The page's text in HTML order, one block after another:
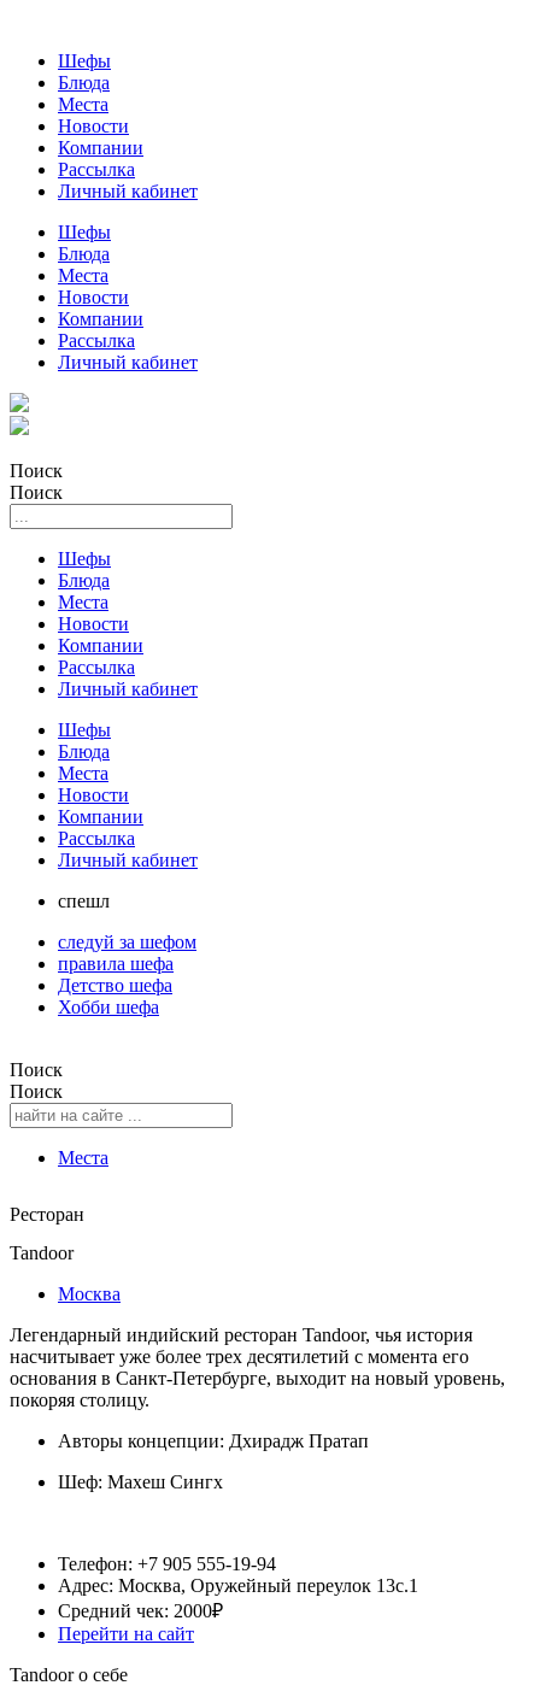
Шефы
Блюда
Места
Новости
Компании
Рассылка
Личный кабинет
Шефы
Блюда
Места
Новости
Компании
Рассылка
Личный кабинет
Поиск
Поиск
Шефы
Блюда
Места
Новости
Компании
Рассылка
Личный кабинет
Шефы
Блюда
Места
Новости
Компании
Рассылка
Личный кабинет
спешл
следуй за шефом
правила шефа
Детство шефа
Хобби шефа
Поиск
Поиск
Места
Ресторан
Tandoor
Москва
Легендарный индийский ресторан Tandoor, чья история
насчитывает уже более трех десятилетий с момента его
основания в Санкт-Петербурге, выходит на новый уровень,
покоряя столицу.
Авторы концепции: Дхирадж Пратап
Шеф: Махеш Сингх
Телефон: +7 905 555-19-94
Адрес: Москва, Оружейный переулок 13с.1
Средний чек: 2000₽
Перейти на сайт
Tandoor о себе